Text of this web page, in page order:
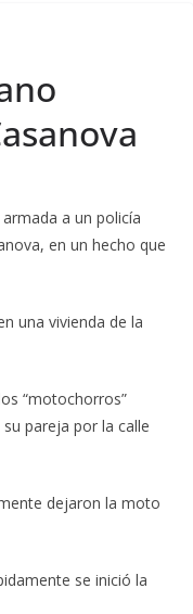
a un policía
en un hecho que
una vivienda de la
“motochorros”
pareja por la calle
dejaron la moto
se inició la